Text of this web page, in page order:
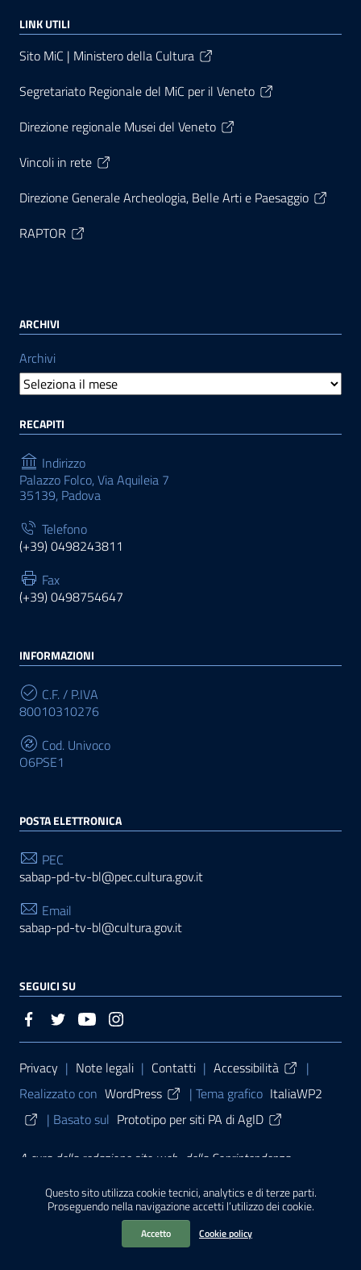
Questo sito utilizza cookie tecnici, analytics e di terze parti.
Proseguendo nella navigazione accetti l’utilizzo dei cookie.
Accetto Cookie policy
LINK UTILI
Sito MiC | Ministero della Cultura
Segretariato Regionale del MiC per il Veneto
Direzione regionale Musei del Veneto
Vincoli in rete
Direzione Generale Archeologia, Belle Arti e Paesaggio
RAPTOR
ARCHIVI
Archivi
RECAPITI
Indirizzo
Palazzo Folco, Via Aquileia 7
35139, Padova
Telefono
(+39) 0498243811
Fax
(+39) 0498754647
INFORMAZIONI
C.F. / P.IVA
80010310276
Cod. Univoco
O6PSE1
POSTA ELETTRONICA
PEC
sabap-pd-tv-bl@pec.cultura.gov.it
Email
sabap-pd-tv-bl@cultura.gov.it
SEGUICI SU
Sezione Link Utili
Privacy | Note legali | Contatti | Accessibilità
|
Realizzato con WordPress | Tema grafico ItaliaWP2
| Basato sul Prototipo per siti PA di AgID
A cura della redazione sito web dellaSoprintendenza
archeologia, belle arti e paesaggio per le province di Padova,
Treviso e Belluno (2021)